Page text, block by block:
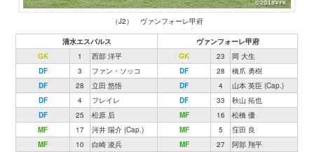
（J2） ヴァンフォーレ甲府
清水エスパルス
ヴァンフォーレ甲府
GK
1 西部 洋平 GK 23
岡 大生
DF
3 ファン・ソッコ DF 28
橋爪 勇樹
DF
28 立田 悠悟 DF 4
山本 英臣 (Cap.)
DF
4 フレイレ DF 33
秋山 拓也
DF
25 松原 后 MF 16
松橋 優
MF
17 河井 陽介 (Cap.) MF 5
窪田 良
MF
10 白崎 凌兵 MF 27
阿部 翔平